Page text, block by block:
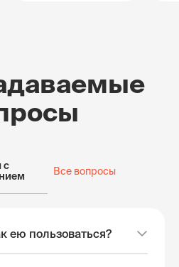
с
Все вопросы
ею пользоваться?